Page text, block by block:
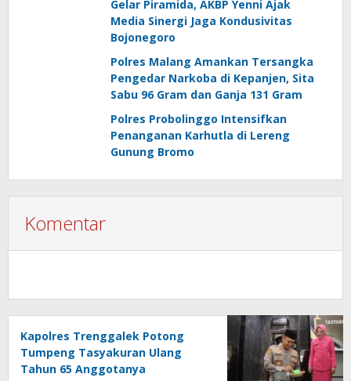
Gelar Piramida, AKBP Yenni Ajak
Media Sinergi Jaga Kondusivitas
Bojonegoro
Polres Malang Amankan Tersangka
Pengedar Narkoba di Kepanjen, Sita
Sabu 96 Gram dan Ganja 131 Gram
Polres Probolinggo Intensifkan
Penanganan Karhutla di Lereng
Gunung Bromo
Komentar
Kapolres Trenggalek Potong
Tumpeng Tasyakuran Ulang
Tahun 65 Anggotanya